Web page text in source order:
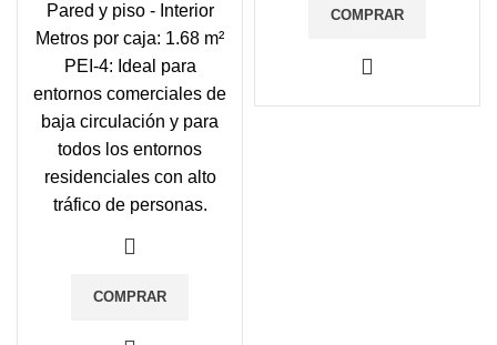
Pared y piso - Interior
Metros por caja: 1.68 m²
PEI-4: Ideal para
entornos comerciales de
baja circulación y para
todos los entornos
residenciales con alto
tráfico de personas.
COMPRAR
COMPRAR